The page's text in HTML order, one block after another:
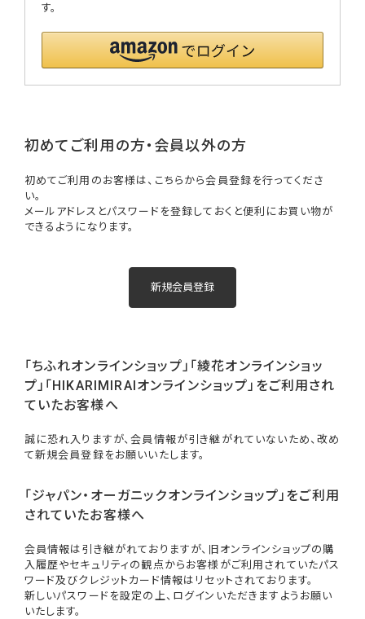
す。
初めてご利用の方・会員以外の方
初めてご利用のお客様は、こちらから会員登録を行ってくださ
い。
メールアドレスとパスワードを登録しておくと便利にお買い物が
できるようになります。
「ちふれオンラインショップ」「綾花オンラインショッ
プ」「HIKARIMIRAIオンラインショップ」をご利用され
ていたお客様へ
誠に恐れ入りますが、会員情報が引き継がれていないため、改め
て新規会員登録をお願いいたします。
「ジャパン・オーガニックオンラインショップ」をご利用
されていたお客様へ
会員情報は引き継がれておりますが、旧オンラインショップの購
入履歴やセキュリティの観点からお客様がご利用されていたパス
ワード及びクレジットカード情報はリセットされております。
新しいパスワードを設定の上、ログインいただきますようお願い
いたします。